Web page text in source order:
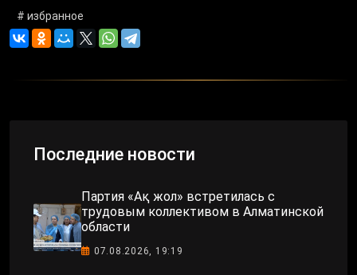
# избранное
Последние новости
Партия «Ақ жол» встретилась с
трудовым коллективом в Алматинской
области
07.08.2026, 19:19